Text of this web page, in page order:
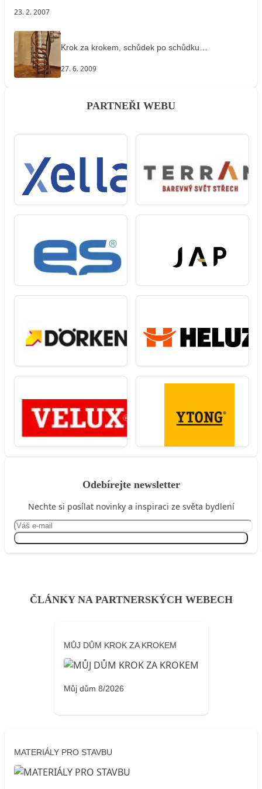
23. 2. 2007
Krok za krokem, schůdek po schůdku…
27. 6. 2009
PARTNEŘI WEBU
Odebírejte newsletter
Nechte si posílat novinky a inspiraci ze světa bydlení
ČLÁNKY NA PARTNERSKÝCH WEBECH
MŮJ DŮM KROK ZA KROKEM
Můj dům 8/2026
MATERIÁLY PRO STAVBU